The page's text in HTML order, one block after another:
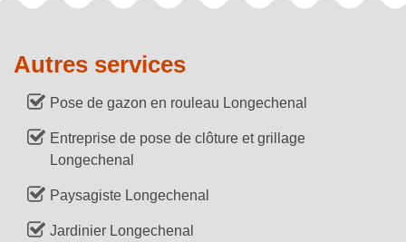
Autres services
Pose de gazon en rouleau Longechenal
Entreprise de pose de clôture et grillage
Longechenal
Paysagiste Longechenal
Jardinier Longechenal